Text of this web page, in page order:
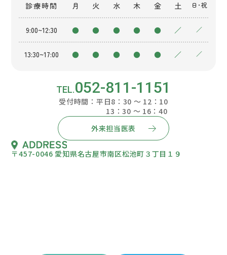
診療時間 月 火 水 木 金 土 日・祝
9:00~12:30 ● ● ● ● ● ／ ／
13:30~17:00 ● ● ● ● ● ／ ／
052-811-1151
受付時間：平日8：30 ～ 12：10
13：30 ～ 16：40
外来担当医表
〒457-0046 愛知県名古屋市南区松池町３丁目１９